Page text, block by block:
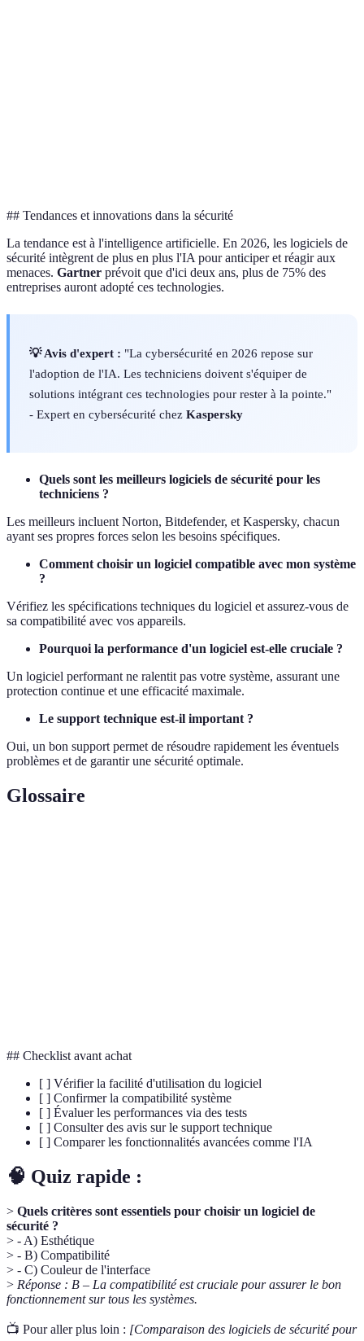
## Tendances et innovations dans la sécurité
La tendance est à l'intelligence artificielle. En 2026, les logiciels de
sécurité intègrent de plus en plus l'IA pour anticiper et réagir aux
menaces. Gartner prévoit que d'ici deux ans, plus de 75% des
entreprises auront adopté ces technologies.
💡 Avis d'expert : "La cybersécurité en 2026 repose sur
l'adoption de l'IA. Les techniciens doivent s'équiper de
solutions intégrant ces technologies pour rester à la pointe."
- Expert en cybersécurité chez Kaspersky
Quels sont les meilleurs logiciels de sécurité pour les
techniciens ?
Les meilleurs incluent Norton, Bitdefender, et Kaspersky, chacun
ayant ses propres forces selon les besoins spécifiques.
Comment choisir un logiciel compatible avec mon système
?
Vérifiez les spécifications techniques du logiciel et assurez-vous de
sa compatibilité avec vos appareils.
Pourquoi la performance d'un logiciel est-elle cruciale ?
Un logiciel performant ne ralentit pas votre système, assurant une
protection continue et une efficacité maximale.
Le support technique est-il important ?
Oui, un bon support permet de résoudre rapidement les éventuels
problèmes et de garantir une sécurité optimale.
Glossaire
## Checklist avant achat
[ ] Vérifier la facilité d'utilisation du logiciel
[ ] Confirmer la compatibilité système
[ ] Évaluer les performances via des tests
[ ] Consulter des avis sur le support technique
[ ] Comparer les fonctionnalités avancées comme l'IA
🧠 Quiz rapide :
> Quels critères sont essentiels pour choisir un logiciel de
sécurité ?
> - A) Esthétique
> - B) Compatibilité
> - C) Couleur de l'interface
> Réponse : B – La compatibilité est cruciale pour assurer le bon
fonctionnement sur tous les systèmes.
📺 Pour aller plus loin : [Comparaison des logiciels de sécurité pour